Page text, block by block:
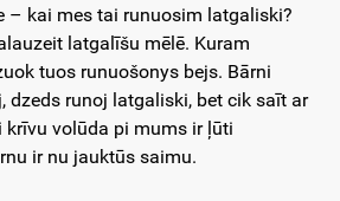
– kai mes tai runuosim latgaliski?
latgalīšu mēlē. Kuram
tuos runuošonys bejs. Bārni
dzeds runoj latgaliski, bet cik saīt ar
krīvu volūda pi mums ir ļūti
ir nu jauktūs saimu.